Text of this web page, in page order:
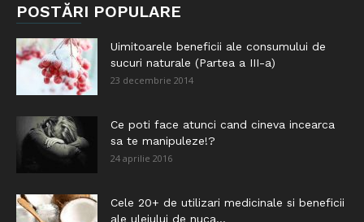
POSTĂRI POPULARE
Uimitoarele beneficii ale consumului de
sucuri naturale (Partea a III-a)
23 decembrie 2014
Ce poti face atunci cand cineva incearca
sa te manipuleze!?
24 aprilie 2016
Cele 20+ de utilizari medicinale si beneficii
ale uleiului de nuca...